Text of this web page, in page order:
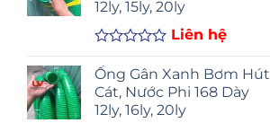
5
12ly, 15ly, 20ly
xếp
hạng
0
5
Liên hệ
Ống Gân Xanh Bơm Hút
Cát, Nước Phi 168 Dày
12ly, 16ly, 20ly